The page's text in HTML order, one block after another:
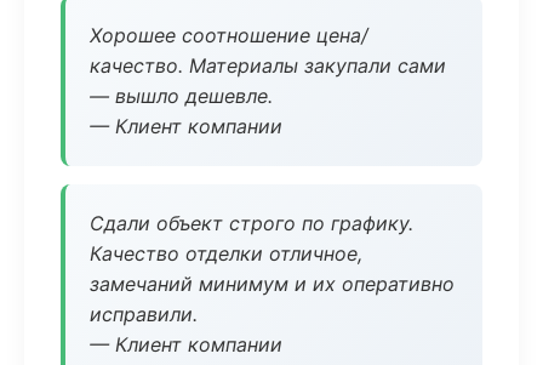
Хорошее соотношение цена/
качество. Материалы закупали сами
— вышло дешевле.
— Клиент компании
Сдали объект строго по графику.
Качество отделки отличное,
замечаний минимум и их оперативно
исправили.
— Клиент компании